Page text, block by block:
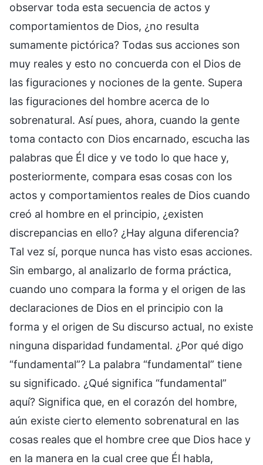
observar toda esta secuencia de actos y
comportamientos de Dios, ¿no resulta
sumamente pictórica? Todas sus acciones son
muy reales y esto no concuerda con el Dios de
las figuraciones y nociones de la gente. Supera
las figuraciones del hombre acerca de lo
sobrenatural. Así pues, ahora, cuando la gente
toma contacto con Dios encarnado, escucha las
palabras que Él dice y ve todo lo que hace y,
posteriormente, compara esas cosas con los
actos y comportamientos reales de Dios cuando
creó al hombre en el principio, ¿existen
discrepancias en ello? ¿Hay alguna diferencia?
Tal vez sí, porque nunca has visto esas acciones.
Sin embargo, al analizarlo de forma práctica,
cuando uno compara la forma y el origen de las
declaraciones de Dios en el principio con la
forma y el origen de Su discurso actual, no existe
ninguna disparidad fundamental. ¿Por qué digo
“fundamental”? La palabra “fundamental” tiene
su significado. ¿Qué significa “fundamental”
aquí? Significa que, en el corazón del hombre,
aún existe cierto elemento sobrenatural en las
cosas reales que el hombre cree que Dios hace y
en la manera en la cual cree que Él habla,